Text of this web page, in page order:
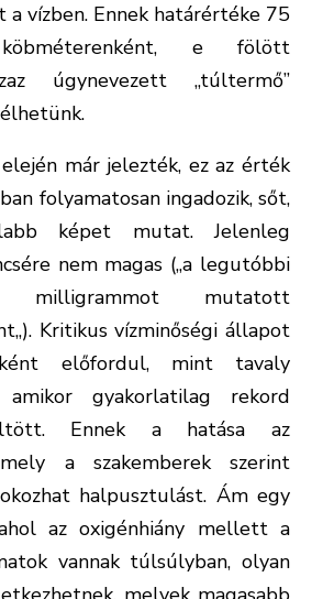
a vízben. Ennek határértéke 75
e fölött
úgynevezett „túltermő”
már jelezték, ez az érték
folyamatosan ingadozik, sőt,
képet mutat. Jelenleg
nem magas („a legutóbbi
mutatott
Kritikus vízminőségi állapot
előfordul, mint tavaly
amikor gyakorlatilag rekord
Ennek a hatása az
a szakemberek szerint
halpusztulást. Ám egy
az oxigénhiány mellett a
vannak túlsúlyban, olyan